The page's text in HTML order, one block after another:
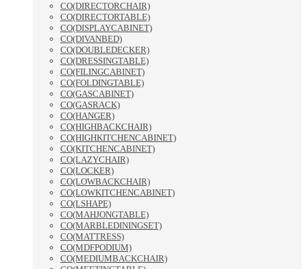
CO(DIRECTORCHAIR)
CO(DIRECTORTABLE)
CO(DISPLAYCABINET)
CO(DIVANBED)
CO(DOUBLEDECKER)
CO(DRESSINGTABLE)
CO(FILINGCABINET)
CO(FOLDINGTABLE)
CO(GASCABINET)
CO(GASRACK)
CO(HANGER)
CO(HIGHBACKCHAIR)
CO(HIGHKITCHENCABINET)
CO(KITCHENCABINET)
CO(LAZYCHAIR)
CO(LOCKER)
CO(LOWBACKCHAIR)
CO(LOWKITCHENCABINET)
CO(LSHAPE)
CO(MAHJONGTABLE)
CO(MARBLEDININGSET)
CO(MATTRESS)
CO(MDFPODIUM)
CO(MEDIUMBACKCHAIR)